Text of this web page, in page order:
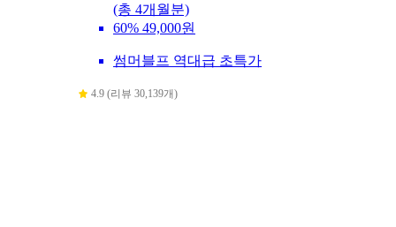
(총 4개월분)
60% 49,000원
썸머블프 역대급 초특가
4.9 (리뷰 30,139개)